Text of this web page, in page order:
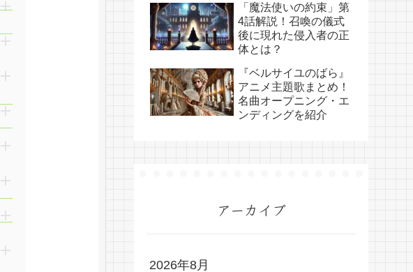
「魔法使いの約束」第
4話解説！召喚の儀式
後に現れた侵入者の正
体とは？
『ベルサイユのばら』
アニメ主題歌まとめ！
名曲オープニング・エ
ンディングを紹介
アーカイブ
2026年8月